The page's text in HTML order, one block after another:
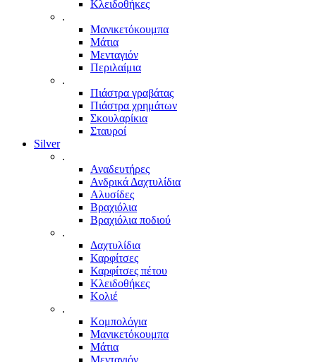
Κλειδοθήκες
.
Μανικετόκουμπα
Μάτια
Μενταγιόν
Περιλαίμια
.
Πιάστρα γραβάτας
Πιάστρα χρημάτων
Σκουλαρίκια
Σταυροί
Silver
.
Αναδευτήρες
Ανδρικά Δαχτυλίδια
Αλυσίδες
Βραχιόλια
Βραχιόλια ποδιού
.
Δαχτυλίδια
Καρφίτσες
Καρφίτσες πέτου
Κλειδοθήκες
Κολιέ
.
Κομπολόγια
Μανικετόκουμπα
Μάτια
Μενταγιόν